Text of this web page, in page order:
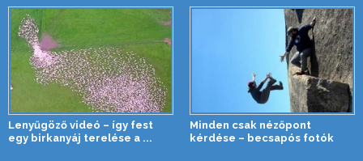
Lenyűgöző videó – így fest
egy birkanyáj terelése a ...
Minden csak nézőpont
kérdése – becsapós fotók